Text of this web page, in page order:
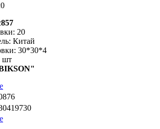
20
Китай
30*30*4
шт